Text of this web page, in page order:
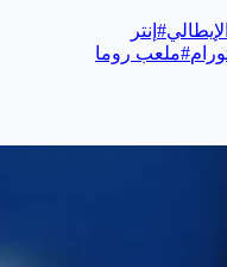
# إنتر
#ملعب روما